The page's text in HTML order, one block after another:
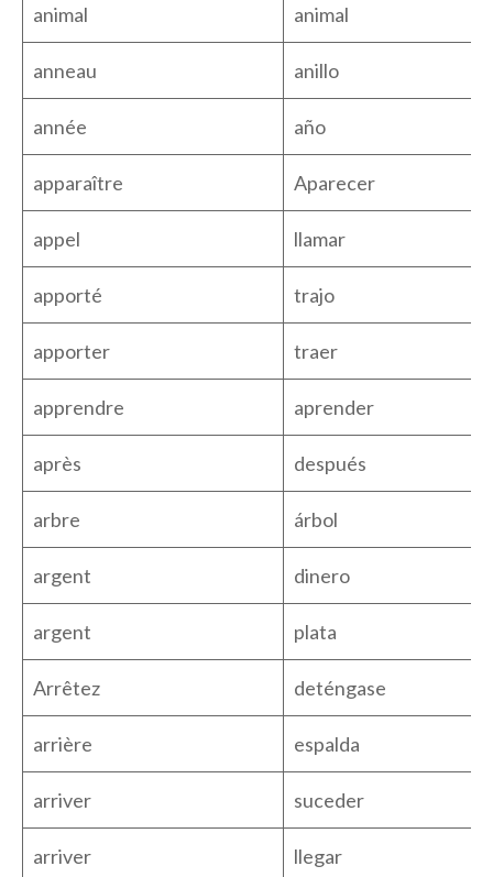
animal animal
anneau anillo
année año
apparaître Aparecer
appel llamar
apporté trajo
apporter traer
apprendre aprender
après después
arbre árbol
argent dinero
argent plata
Arrêtez deténgase
arrière espalda
arriver suceder
arriver llegar